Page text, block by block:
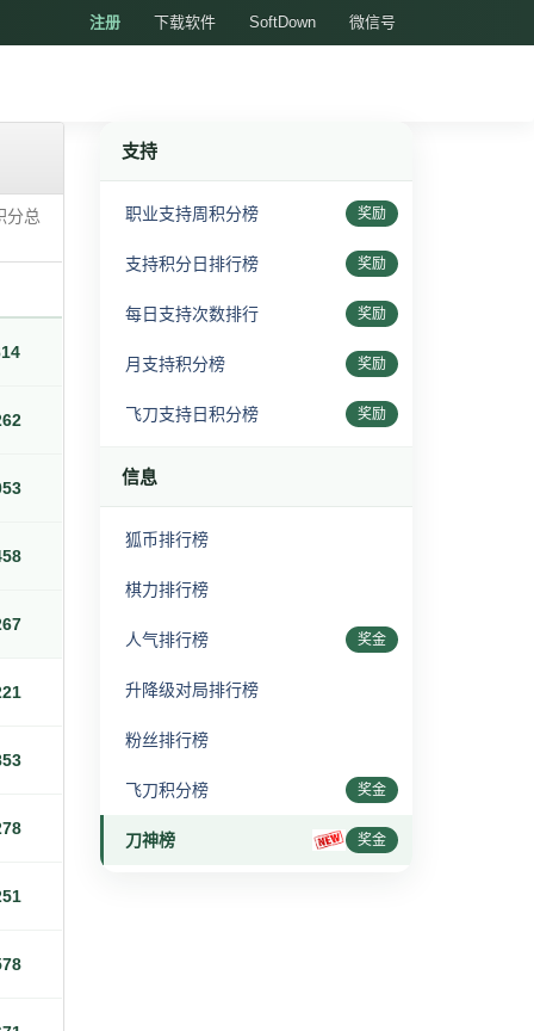
注册 下载软件 SoftDown 微信号
分总
支持
职业支持周积分榜 奖励
支持积分日排行榜 奖励
每日支持次数排行 奖励
月支持积分榜 奖励
飞刀支持日积分榜 奖励
信息
狐币排行榜
棋力排行榜
人气排行榜 奖金
升降级对局排行榜
粉丝排行榜
飞刀积分榜 奖金
刀神榜 奖金